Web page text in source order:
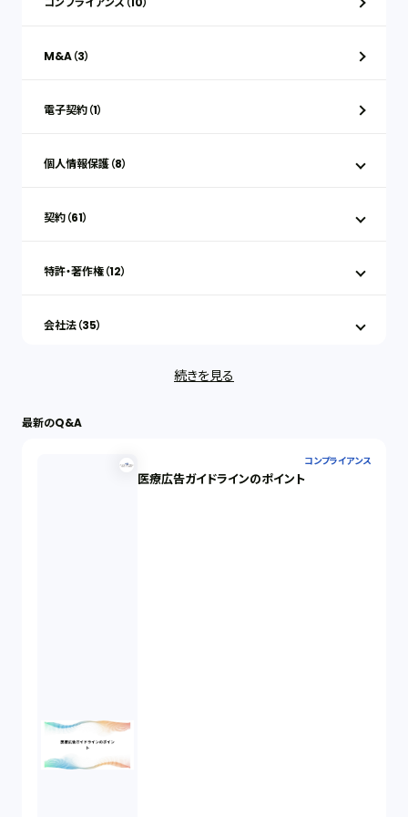
M&A（3）
電子契約（1）
個人情報保護（8）
契約（61）
特許・著作権（12）
会社法（35）
労働問題（33）
続きを見る
最新のQ&A
コンプライアンス
医療広告ガイドラインのポイント